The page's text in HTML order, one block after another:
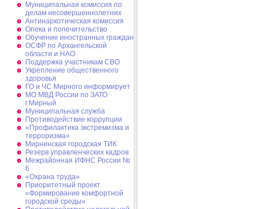
Муниципальная комиссия по
делам несовершеннолетних
Антинаркотическая комиссия
Опека и попечительство
Обучение иностранных граждан
ОСФР по Архангельской
области и НАО
Поддержка участникам СВО
Укрепление общественного
здоровья
ГО и ЧС Мирного информирует
МО МВД России по ЗАТО
г.Мирный
Муниципальная cлужба
Противодействие коррупции
«Профилактика экстремизма и
терроризма»
Мирнинская городская ТИК
Резерв управленческих кадров
Межрайонная ИФНС России №
6
«Охрана труда»
Приоритетный проект
«Формирование комфортной
городской среды»